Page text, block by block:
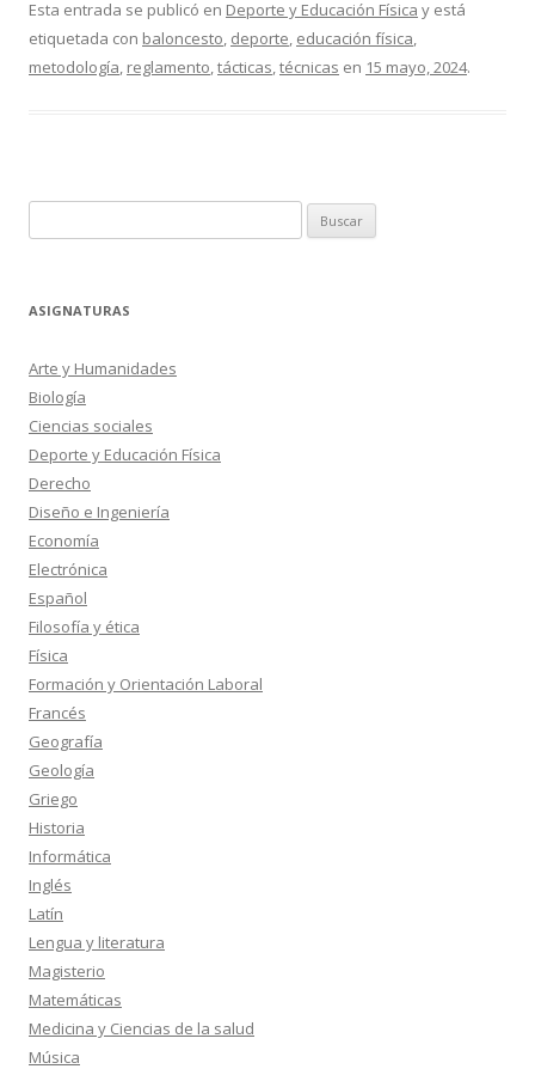
Esta entrada se publicó en Deporte y Educación Física y está
etiquetada con baloncesto, deporte, educación física,
metodología, reglamento,tácticas,técnicas en 15 mayo, 2024.
ASIGNATURAS
Arte y Humanidades
Biología
Ciencias sociales
Deporte y Educación Física
Derecho
Diseño e Ingeniería
Economía
Electrónica
Español
Filosofía y ética
Física
Formación y Orientación Laboral
Francés
Geografía
Geología
Griego
Historia
Informática
Inglés
Latín
Lengua y literatura
Magisterio
Matemáticas
Medicina y Ciencias de la salud
Música